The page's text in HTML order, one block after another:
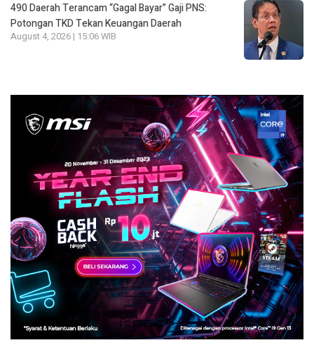
490 Daerah Terancam “Gagal Bayar” Gaji PNS:
Potongan TKD Tekan Keuangan Daerah
August 4, 2026 | 15:06 WIB